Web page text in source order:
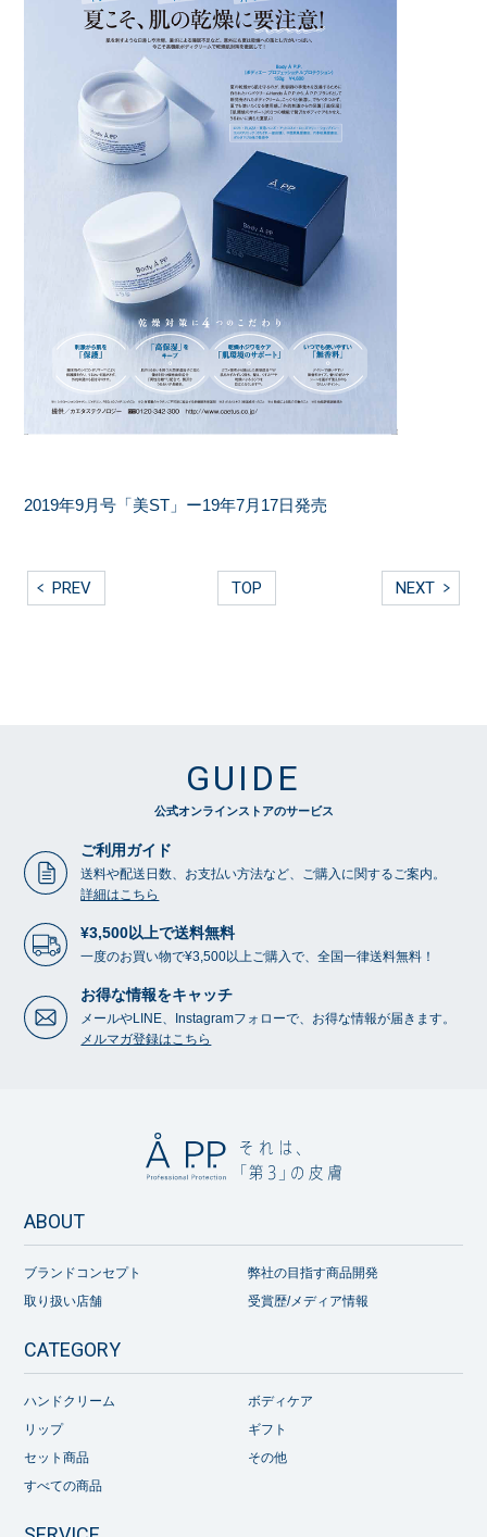
2019年9月号「美ST」ー19年7月17日発売
PREV TOP NEXT
GUIDE
公式オンラインストアのサービス
ご利用ガイド
送料や配送日数、お支払い方法など、ご購入に関するご案内。
詳細はこちら
¥3,500以上で送料無料
一度のお買い物で¥3,500以上ご購入で、全国一律送料無料！
お得な情報をキャッチ
メールやLINE、Instagramフォローで、お得な情報が届きます。
メルマガ登録はこちら
ABOUT
ブランドコンセプト
弊社の目指す商品開発
取り扱い店舗
受賞歴/メディア情報
CATEGORY
ハンドクリーム
ボディケア
リップ
ギフト
セット商品
その他
すべての商品